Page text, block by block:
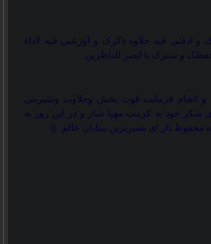
و اذقنی فیه حلاوه ذکرک و اوزعنی فیه لاداء
و سترک یا ابصر الناظرین
و انجام فرمانت قوت بخش وحلاوت وشیرینی
شکر خود به کرمت مهیا ساز و در این روز به
دار ای بصیرترین بینایان عالم .